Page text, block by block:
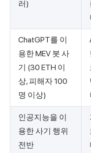
러)
ChatGPT를 이
용한 MEV 봇 사
기 (30 ETH 이
상, 피해자 100
명 이상)
인공지능을 이
용한 사기 행위
전반